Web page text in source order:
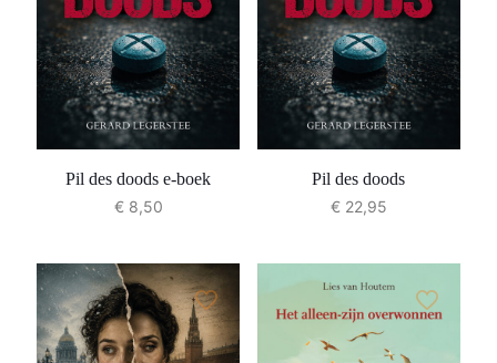
Pil des doods e-boek
€8,50
Pil des doods
€22,95